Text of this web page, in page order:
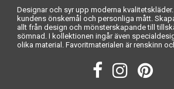
Designar och syr upp moderna
kundens önskemål och personliga mått.
allt från design och mönsterskapande till
sömnad. I kollektionen ingår även
olika material. Favoritmaterialen är renskinn